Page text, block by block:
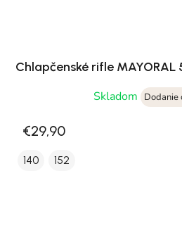
Chlapčenské rifle MAYORAL
Skladom
Dodanie
€29,90
140 152